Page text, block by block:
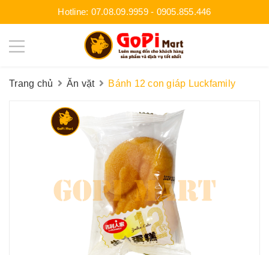
Hotline: 07.08.09.9959- 0905.855.446
Trang chủ Ăn vặt Bánh 12 con giáp Luckfamily